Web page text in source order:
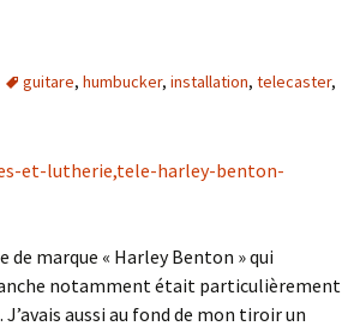
guitare, humbucker, installation, telecaster,
et-lutherie,tele-harley-benton-
de marque « Harley Benton » qui
notamment était particulièrement
aussi au fond de mon tiroir un